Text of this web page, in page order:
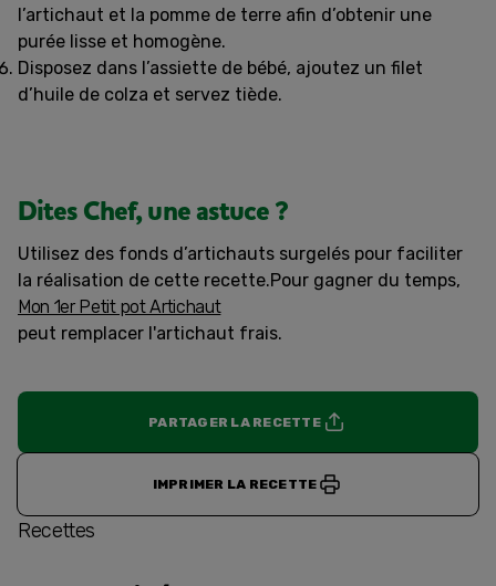
l’artichaut et la pomme de terre afin d’obtenir une
purée lisse et homogène.
Disposez dans l’assiette de bébé, ajoutez un filet
d’huile de colza et servez tiède.
Dites Chef, une astuce ?
Utilisez des fonds d’artichauts surgelés pour faciliter
la réalisation de cette recette.Pour gagner du temps,
Mon 1er Petit pot Artichaut
peut remplacer l'artichaut frais.
PARTAGER LA RECETTE
IMPRIMER LA RECETTE
Recettes